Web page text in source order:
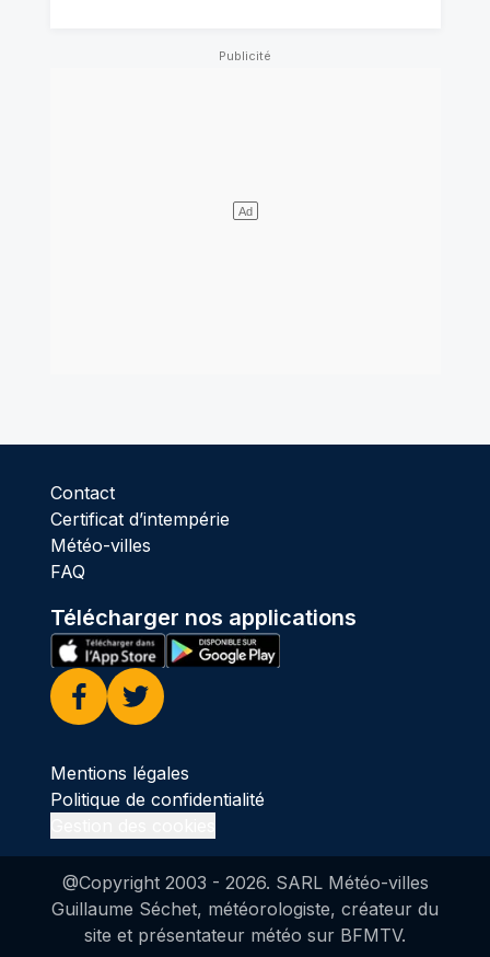
Contact
Certificat d’intempérie
Météo-villes
FAQ
Télécharger nos applications
Facebook
Twitter
Mentions légales
Politique de confidentialité
@Copyright 2003 - 2026. SARL Météo-villes
Guillaume Séchet, météorologiste, créateur du
site et présentateur météo sur BFMTV.